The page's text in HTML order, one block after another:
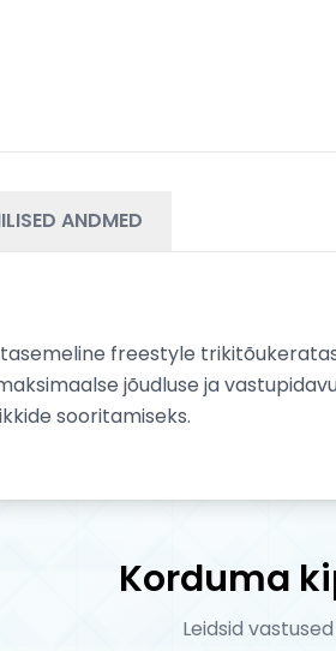
ANDMED
freestyle
jõudluse ja
sooritamiseks.
Korduma
Leidsid